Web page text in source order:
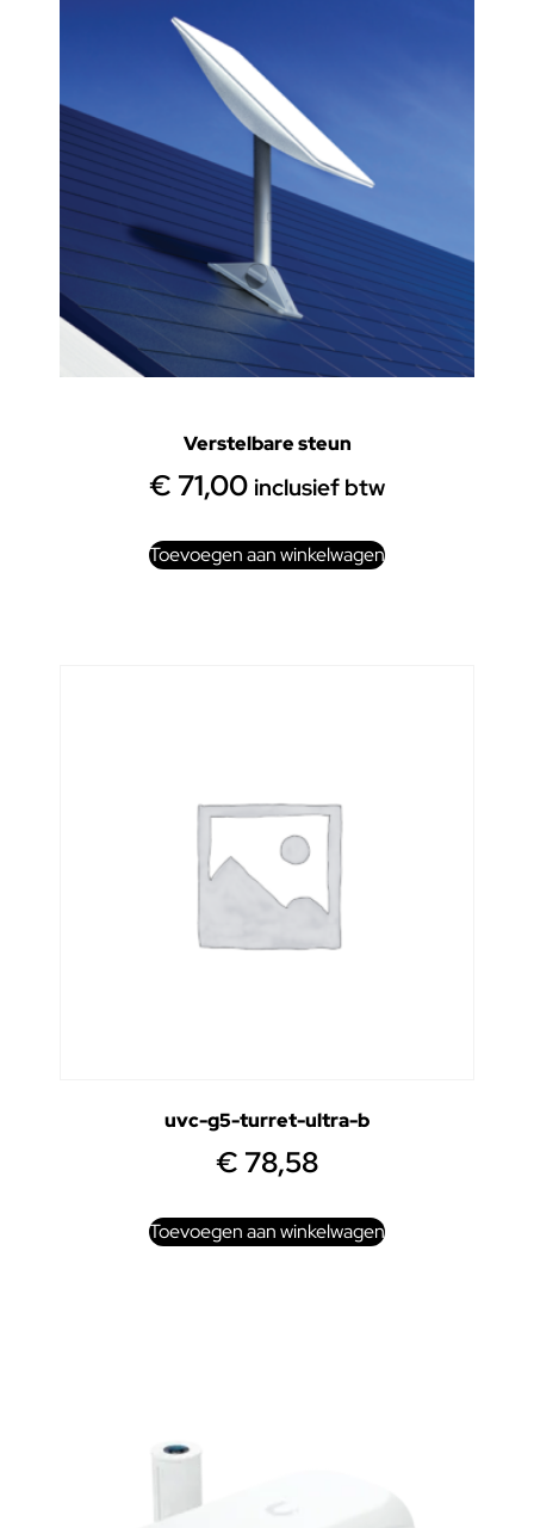
Verstelbare steun
€ 71,00 inclusief btw
Toevoegen aan winkelwagen
uvc-g5-turret-ultra-b
€ 78,58
Toevoegen aan winkelwagen